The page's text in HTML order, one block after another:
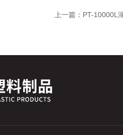
上一篇： PT-10000L